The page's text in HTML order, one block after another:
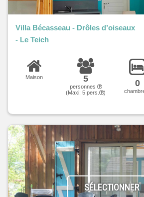
Villa Bécasseau - Drôles d’oiseaux
- Le Teich
Maison 5
personnes
(Maxi: 5 pers. )
0
SÉLECTIONNER